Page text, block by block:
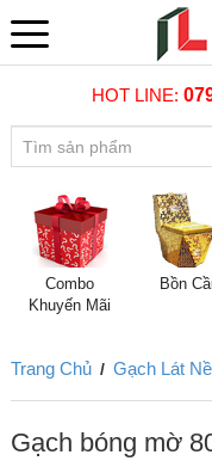
HOT LINE:
Combo
Khuyến Mãi
Bồn
Trang Chủ / Gạch Lát
Gạch bóng mờ